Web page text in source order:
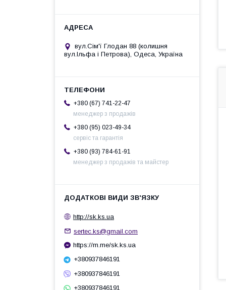
вул.Сім'ї Глодан 88 (колишня
вул.Ільфа і Петрова), Одеса, Україна
+380 (67) 741-22-47
менеджер з продажів
+380 (95) 023-49-34
сервіс та гарантія
+380 (93) 784-61-91
менеджер з продажів та майстер
http://sk.ks.ua
sertec.ks@gmail.com
https://m.me/sk.ks.ua
+380937846191
+380937846191
+380937846191